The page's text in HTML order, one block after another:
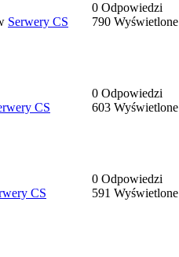
Serwery CS
0 Odpowiedzi
790 Wyświetlone
CS
0 Odpowiedzi
603 Wyświetlone
CS
0 Odpowiedzi
591 Wyświetlone